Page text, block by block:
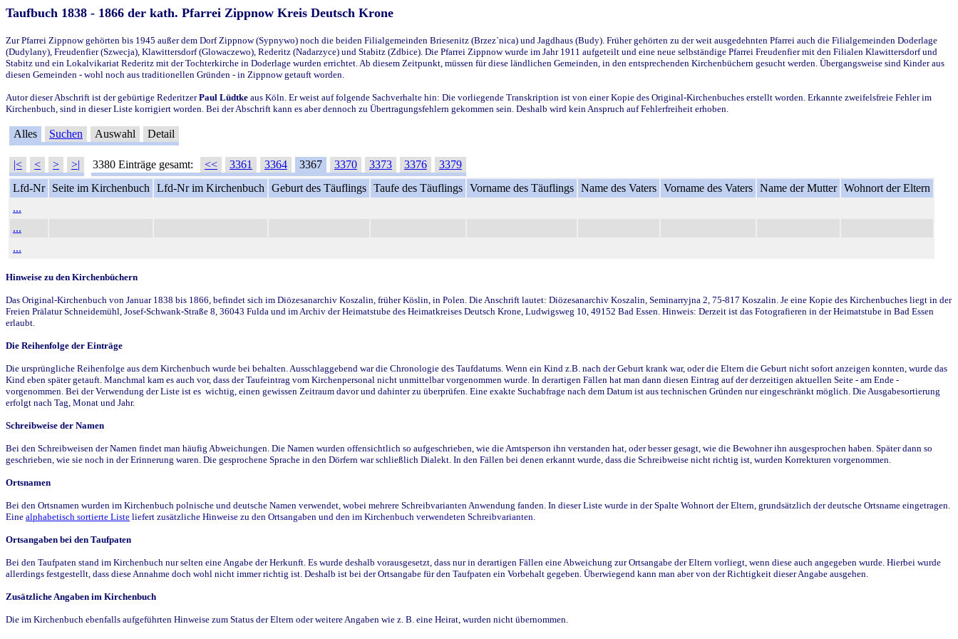
Taufbuch 1838 - 1866 der kath. Pfarrei Zippnow Kreis Deutsch Krone
Zur Pfarrei Zippnow gehörten bis 1945 außer dem Dorf Zippnow (Sypnywo) noch die beiden Filialgemeinden Briesenitz (Brzez`nica) und Jagdhaus (Budy). Früher gehörten zu der weit ausgedehnten Pfarrei auch die Filialgemeinden Doderlage
(Dudylany), Freudenfier (Szwecja), Klawittersdorf (Glowaczewo), Rederitz (Nadarzyce) und Stabitz (Zdbice). Die Pfarrei Zippnow wurde im Jahr 1911 aufgeteilt und eine neue selbständige Pfarrei Freudenfier mit den Filialen Klawittersdorf und
Stabitz und ein Lokalvikariat Rederitz mit der Tochterkirche in Doderlage wurden errichtet. Ab diesem Zeitpunkt, müssen für diese ländlichen Gemeinden, in den entsprechenden Kirchenbüchern gesucht werden. Übergangsweise sind Kinder aus
diesen Gemeinden - wohl noch aus traditionellen Gründen - in Zippnow getauft worden.
Autor dieser Abschrift ist der gebürtige RederitzerPaul Lüdtke aus Köln. Er weist auf folgende Sachverhalte hin: Die vorliegende Transkription ist von einer Kopie des Original-Kirchenbuches erstellt worden. Erkannte zweifelsfreie Fehler im
Kirchenbuch, sind in dieser Liste korrigiert worden. Bei der Abschrift kann es aber dennoch zu Übertragungsfehlern gekommen sein. Deshalb wird kein Anspruch auf Fehlerfreiheit erhoben.
Alles Suchen Auswahl Detail
|< < > >| 3380 Einträge gesamt: << 3361 3364 3367 3370 3373 3376
3379
Lfd-Nr
Seite im Kirchenbuch Lfd-Nr im Kirchenbuch Geburt des Täuflings Taufe des Täuflings Vorname des Täuflings Name des Vaters Vorname des Vaters Name der Mutter Wohnort der Eltern
...
...
...
Hinweise zu den Kirchenbüchern
Das Original-Kirchenbuch von Januar 1838 bis 1866, befindet sich im Diözesanarchiv Koszalin, früher Köslin, in Polen. Die Anschrift lautet: Diözesanarchiv Koszalin, Seminarryjna 2, 75-817 Koszalin. Je eine Kopie des Kirchenbuches liegt in der
Freien Prälatur Schneidemühl, Josef-Schwank-Straße 8, 36043 Fulda und im Archiv der Heimatstube des Heimatkreises Deutsch Krone, Ludwigsweg 10, 49152 Bad Essen. Hinweis: Derzeit ist das Fotografieren in der Heimatstube in Bad Essen
erlaubt.
Die Reihenfolge der Einträge
Die ursprüngliche Reihenfolge aus dem Kirchenbuch wurde bei behalten. Ausschlaggebend war die Chronologie des Taufdatums. Wenn ein Kind z.B. nach der Geburt krank war, oder die Eltern die Geburt nicht sofort anzeigen konnten, wurde das
Kind eben später getauft. Manchmal kam es auch vor, dass der Taufeintrag vom Kirchenpersonal nicht unmittelbar vorgenommen wurde. In derartigen Fällen hat man dann diesen Eintrag auf der derzeitigen aktuellen Seite - am Ende -
vorgenommen. Bei der Verwendung der Liste ist es wichtig, einen gewissen Zeitraum davor und dahinter zu überprüfen. Eine exakte Suchabfrage nach dem Datum ist aus technischen Gründen nur eingeschränkt möglich. Die Ausgabesortierung
erfolgt nach Tag, Monat und Jahr.
Schreibweise der Namen
Bei den Schreibweisen der Namen findet man häufig Abweichungen. Die Namen wurden offensichtlich so aufgeschrieben, wie die Amtsperson ihn verstanden hat, oder besser gesagt, wie die Bewohner ihn ausgesprochen haben. Später dann so
geschrieben, wie sie noch in der Erinnerung waren. Die gesprochene Sprache in den Dörfern war schließlich Dialekt. In den Fällen bei denen erkannt wurde, dass die Schreibweise nicht richtig ist, wurden Korrekturen vorgenommen.
Ortsnamen
Bei den Ortsnamen wurden im Kirchenbuch polnische und deutsche Namen verwendet, wobei mehrere Schreibvarianten Anwendung fanden. In dieser Liste wurde in der Spalte Wohnort der Eltern, grundsätzlich der deutsche Ortsname eingetragen.
Eine alphabetisch sortierte Liste liefert zusätzliche Hinweise zu den Ortsangaben und den im Kirchenbuch verwendeten Schreibvarianten.
Ortsangaben bei den Taufpaten
Bei den Taufpaten stand im Kirchenbuch nur selten eine Angabe der Herkunft. Es wurde deshalb vorausgesetzt, dass nur in derartigen Fällen eine Abweichung zur Ortsangabe der Eltern vorliegt, wenn diese auch angegeben wurde. Hierbei wurde
allerdings festgestellt, dass diese Annahme doch wohl nicht immer richtig ist. Deshalb ist bei der Ortsangabe für den Taufpaten ein Vorbehalt gegeben. Überwiegend kann man aber von der Richtigkeit dieser Angabe ausgehen.
Zusätzliche Angaben im Kirchenbuch
Die im Kirchenbuch ebenfalls aufgeführten Hinweise zum Status der Eltern oder weitere Angaben wie z. B. eine Heirat, wurden nicht übernommen.